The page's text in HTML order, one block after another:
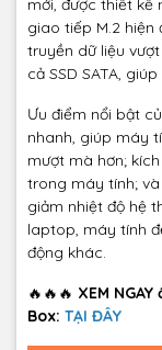
mới, được thiết kế
giao tiếp M.2 hiện
truyền dữ liệu
cả SSD SATA,
Ưu điểm nổi bật
nhanh, giúp máy
mượt mà hơn;
trong máy tính;
giảm nhiệt độ hệ
laptop, máy tính
động khác.
🔥🔥🔥 XEM
Box: TẠI ĐÂY